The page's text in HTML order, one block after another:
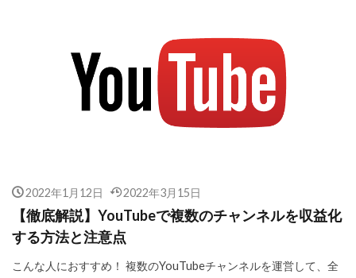
2022年1月12日 2022年3月15日
【徹底解説】YouTubeで複数のチャンネルを収益化
する方法と注意点
こんな人におすすめ！ 複数のYouTubeチャンネルを運営して、全